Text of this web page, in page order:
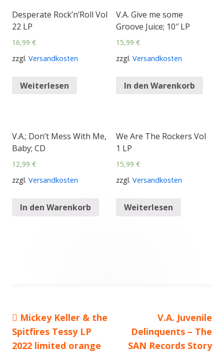
Desperate Rock’n’Roll Vol
22 LP
16,99 €
zzgl. Versandkosten
Weiterlesen
V.A. Give me some
Groove Juice; 10″ LP
15,99 €
zzgl. Versandkosten
In den Warenkorb
V.A.; Don’t Mess With Me,
Baby; CD
12,99 €
zzgl. Versandkosten
In den Warenkorb
We Are The Rockers Vol
1 LP
15,99 €
zzgl. Versandkosten
Weiterlesen
Beitragsnavigation
Vorheriger
Beitrag:
Mickey Keller & the
Spitfires Tessy LP
2022 limited orange
Nächster
Beitrag
V.A. Juvenile
Delinquents – The
SAN Records Story